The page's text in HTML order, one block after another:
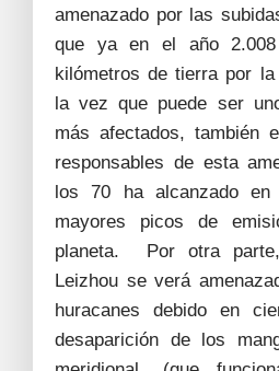
amenazado por las
que ya en el año
kilómetros de tierra por
la vez que puede ser
más afectados, también
responsables de esta
los 70 ha alcanzado en
mayores picos de
planeta. Por otra
Leizhou se verá
huracanes debido en
desaparición de los